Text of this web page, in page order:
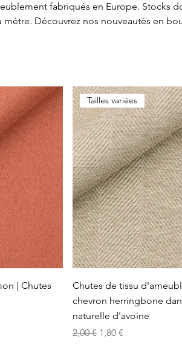
fabriqués en Europe. Stocks
mètre. Découvrez nos nouveautés en
| Chutes
Tailles variées
Chutes de tissu
chevron herringbone
naturelle d'avoine
Prix original
2,00 € Prix promotionnel
1,80 €